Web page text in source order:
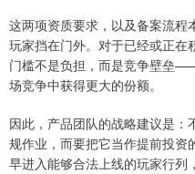
这两项资质要求，以及备案流程
玩家挡在门外。对于已经或正在
门槛不是负担，而是竞争壁垒
场竞争中获得更大的份额。
因此，产品团队的战略建议是：
规作业，而要把它当作提前投资
早进入能够合法上线的玩家行列